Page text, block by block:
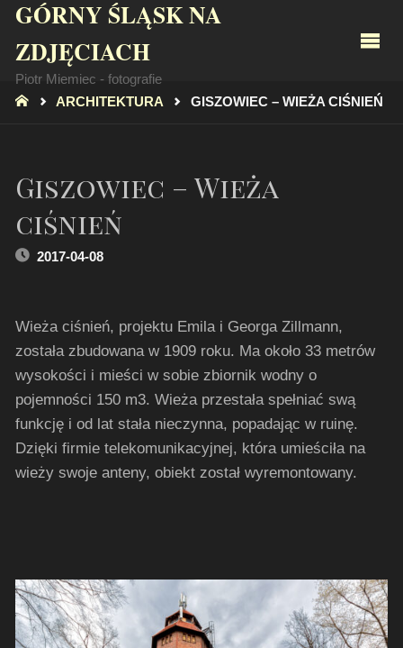
GÓRNY ŚLĄSK NA
ZDJĘCIACH
Piotr Miemiec - fotografie
STRONA
ARCHITEKTURA GISZOWIEC – WIEŻA CIŚNIEŃ
Giszowiec – Wieża
ciśnień
2017-04-08
Wieża ciśnień, projektu Emila i Georga Zillmann,
została zbudowana w 1909 roku. Ma około 33 metrów
wysokości i mieści w sobie zbiornik wodny o
pojemności 150 m3. Wieża przestała spełniać swą
funkcję i od lat stała nieczynna, popadając w ruinę.
Dzięki firmie telekomunikacyjnej, która umieściła na
wieży swoje anteny, obiekt został wyremontowany.